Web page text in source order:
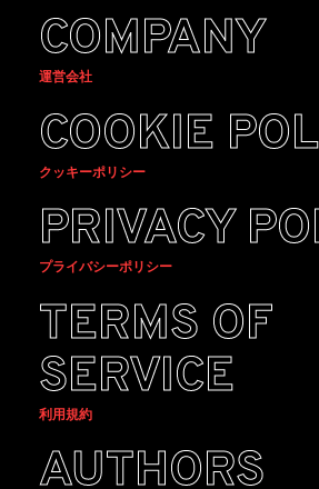
COMPANY
運営会社
COOKIE
クッキーポリシー
PRIVACY
プライバシーポリシー
TERMS OF
SERVICE
利用規約
AUTHORS